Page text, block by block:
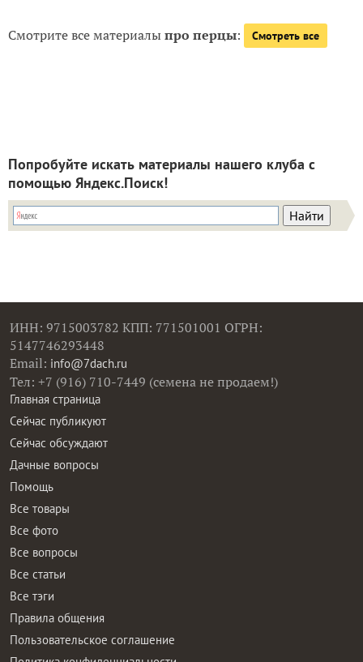
Смотрите все материалыпро перцы: Смотреть все
Попробуйте искать материалы нашего клуба с
помощью Яндекс.Поиск!
ИНН: 9715003782 КПП: 771501001 ОГРН:
5147746293448
Email: info@7dach.ru
Тел: +7 (916) 710-7449 (семена не продаем!)
Главная страница
Сейчас публикуют
Сейчас обсуждают
Дачные вопросы
Помощь
Все товары
Все фото
Все вопросы
Все статьи
Все тэги
Правила общения
Пользовательское соглашение